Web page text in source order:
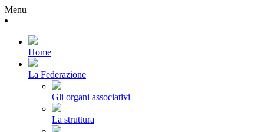
Menu
Home
La Federazione
Gli organi associativi
La struttura